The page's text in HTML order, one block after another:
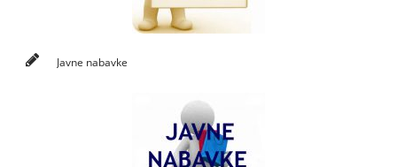
Javne nabavke